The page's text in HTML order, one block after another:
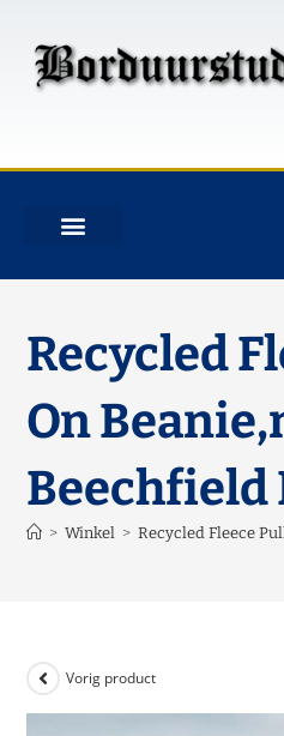
Recycled
On
Beechfield
> Winkel > Recycled Fleece
Vorig product